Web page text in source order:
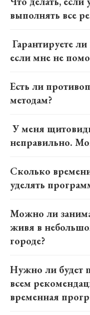
выполнять все
Гарантируете
если мне не
Есть ли
методам?
У меня
неправильно.
Сколько
уделять
Можно ли
живя в
городе?
Нужно ли будет
всем
временная